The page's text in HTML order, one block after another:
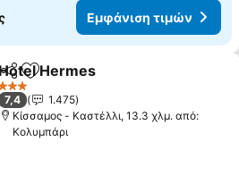
Εμφάνιση τιμών
Κοινοποίηση
Προσθήκη στα αγαπημένα
Hotel Hermes
3 Αστέρια
7,4
1.475
Κίσσαμος - Καστέλλι, 13.3 χλμ. από:
Κολυμπάρι